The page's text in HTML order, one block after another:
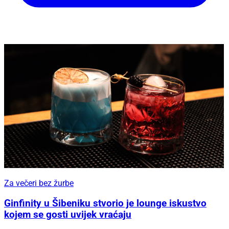
Za večeri bez žurbe
Ginfinity u Šibeniku stvorio je lounge iskustvo
kojem se gosti uvijek vraćaju